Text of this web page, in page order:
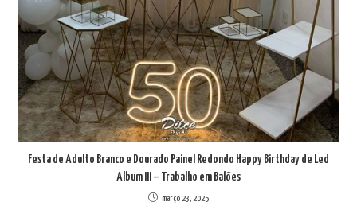
Festa de Adulto Branco e Dourado Painel Redondo Happy Birthday de Led
Album III – Trabalho em Balões
março 23, 2025